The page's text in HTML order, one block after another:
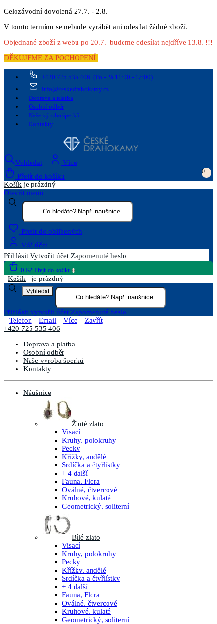
Celozávodní dovolená 27.7. - 2.8.
V tomto termínu se nebude vyrábět ani odesílat žádné zboží.
Objednané zboží z webu po 20.7. budeme odesílat nejdříve 13.8. !!!
DĚKUJEME ZA POCHOPENÍ
+420 725 535 406 (Po - Pá 11:00 - 17:00)
info@ceskedrahokamy.cz
Doprava a platba
Osobní odběr
Naše výroba šperků
Kontakty
Vyhledat
Více
Přejít do košíku
0
Košík je prázdný
Otevřít menu
Přejít do oblíbených
Váš účet
Přihlásit Vytvořit účet Zapomenuté heslo
0 Kč Přejít do košíku 0
Košík je prázdný
Vyhledat
Přihlásit Vytvořit účet Zapomenuté heslo
Telefon
Email Více
Zavřít
+420 725 535 406
Doprava a platba
Osobní odběr
Naše výroba šperků
Kontakty
Náušnice
Žluté zlato
Visací
Kruhy, polokruhy
Pecky
Křížky, andělé
Srdíčka a čtyřlístky
+ 4 další
Fauna, Flora
Oválné, čtvercové
Kruhové, kulaté
Geometrický, soliterní
Bílé zlato
Visací
Kruhy, polokruhy
Pecky
Křížky, andělé
Srdíčka a čtyřlístky
+ 4 další
Fauna, Flora
Oválné, čtvercové
Kruhové, kulaté
Geometrický, soliterní